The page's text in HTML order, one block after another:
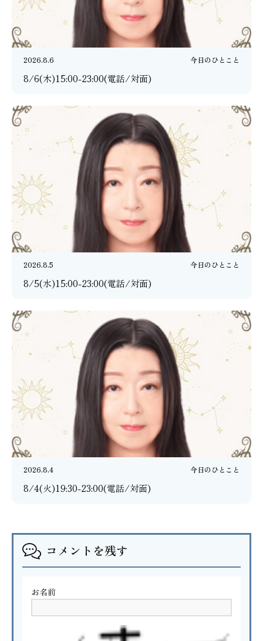
2026.8.6 今日のひとこと
8/6(木)15:00-23:00(電話/対面)
2026.8.5 今日のひとこと
8/5(水)15:00-23:00(電話/対面)
2026.8.4 今日のひとこと
8/4(火)19:30-23:00(電話/対面)
コメントを残す
お名前